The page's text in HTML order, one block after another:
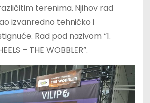
terenima. Njihov rad
izvanredno tehničko i
Rad pod nazivom “1.
– THE WOBBLER”.